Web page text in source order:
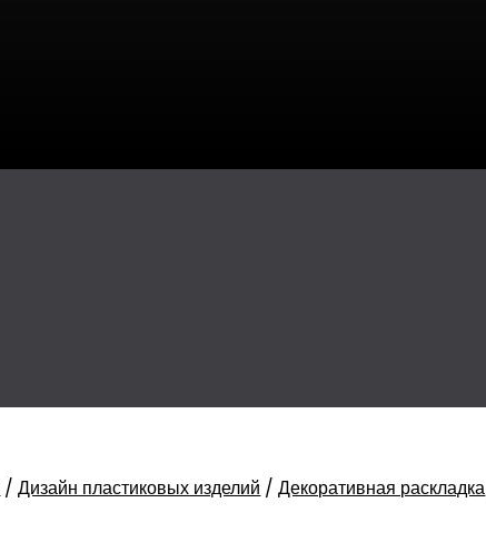
/Дизайн пластиковых изделий /Декоративная раскладка